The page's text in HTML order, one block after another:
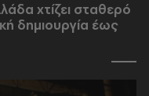
χτίζει σταθερό
δημιουργία έως